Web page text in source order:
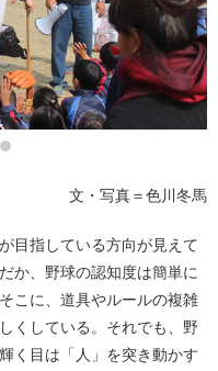
文・写真＝色川冬馬
目指している方向が見えて
か、野球の認知度は簡単に
こに、道具やルールの複雑
くしている。それでも、野
く目は「人」を突き動かす